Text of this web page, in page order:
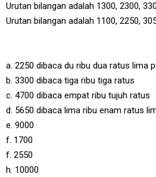
Urutan bilangan adalah 1300, 2300,
Urutan bilangan adalah 1100, 2250,
a. 2250 dibaca du ribu dua ratus lima
b. 3300 dibaca tiga ribu tiga ratus
c. 4700 dibaca empat ribu tujuh ratus
d. 5650 dibaca lima ribu enam ratus
e. 9000
f. 1700
f. 2550
h. 10000